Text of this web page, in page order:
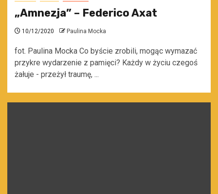
„Amnezja” – Federico Axat
10/12/2020 Paulina Mocka
fot. Paulina Mocka Co byście zrobili, mogąc wymazać
przykre wydarzenie z pamięci? Każdy w życiu czegoś
żałuje - przeżył traumę, ...